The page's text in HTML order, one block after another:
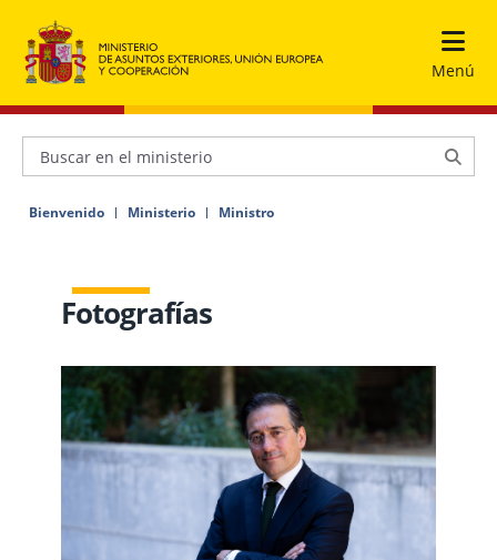
Menú
Bienvenido Ministerio Ministro
Fotografías